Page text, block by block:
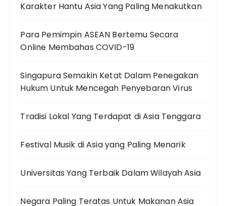
Karakter Hantu Asia Yang Paling Menakutkan
Para Pemimpin ASEAN Bertemu Secara
Online Membahas COVID-19
Singapura Semakin Ketat Dalam Penegakan
Hukum Untuk Mencegah Penyebaran Virus
Tradisi Lokal Yang Terdapat di Asia Tenggara
Festival Musik di Asia yang Paling Menarik
Universitas Yang Terbaik Dalam Wilayah Asia
Negara Paling Teratas Untuk Makanan Asia